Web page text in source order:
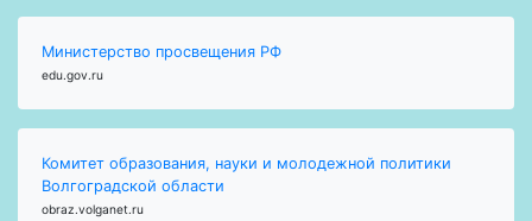
Министерство просвещения РФ
edu.gov.ru
Комитет образования, науки и молодежной политики
Волгоградской области
obraz.volganet.ru